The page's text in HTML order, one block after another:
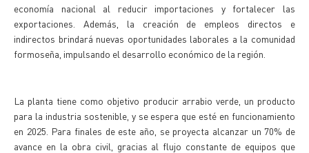
economía nacional al reducir importaciones y fortalecer las
exportaciones. Además, la creación de empleos directos e
indirectos brindará nuevas oportunidades laborales a la comunidad
formoseña, impulsando el desarrollo económico de la región.
La planta tiene como objetivo producir arrabio verde, un producto
para la industria sostenible, y se espera que esté en funcionamiento
en 2025. Para finales de este año, se proyecta alcanzar un 70% de
avance en la obra civil, gracias al flujo constante de equipos que